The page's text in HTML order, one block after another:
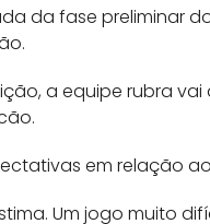
da fase preliminar
a equipe rubra
em relação
Um jogo muito